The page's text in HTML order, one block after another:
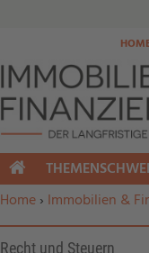
Sie befinden sich hier:
Home› Immobilien &
Recht und Steuern
HOME